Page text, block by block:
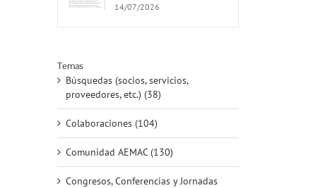
14/07/2026
Temas
Búsquedas (socios, servicios,
proveedores, etc.) (38)
Colaboraciones (104)
Comunidad AEMAC (130)
Congresos, Conferencias y Jornadas